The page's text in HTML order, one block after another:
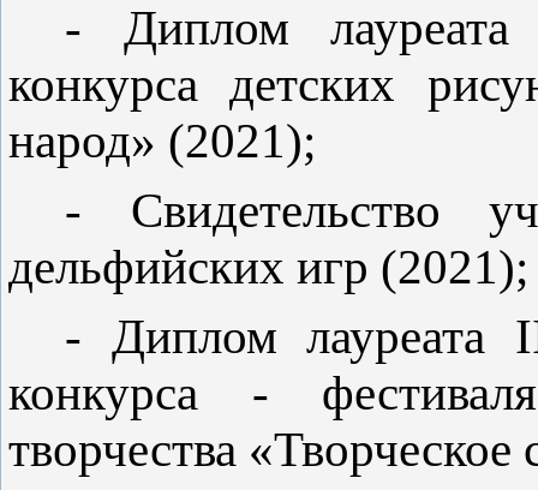
- Диплом
конкурса детских
народ» (2021);
- Свидетельство
дельфийских игр (2021);
- Диплом лауреата
конкурса -
творчества